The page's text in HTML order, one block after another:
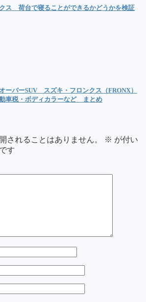
ス 荷台で寝ることができるかどうかを検証
ーバーSUV スズキ・フロンクス（FRONX）
車税・ボディカラーなど まとめ
されることはありません。 ※ が付い
す